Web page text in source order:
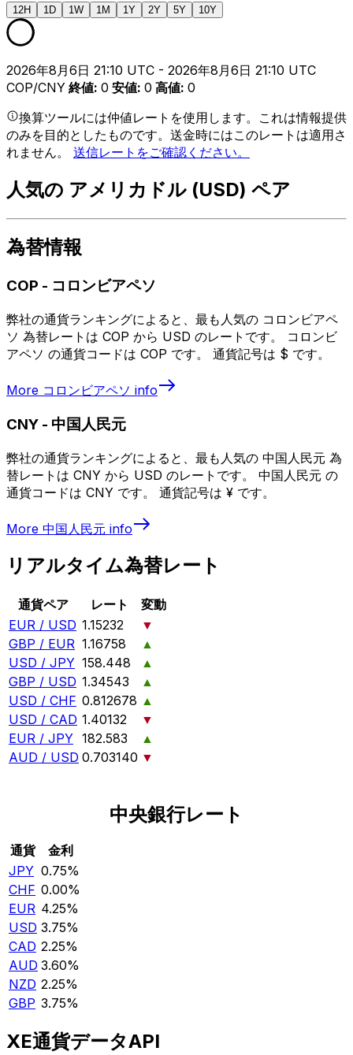
12H 1D 1W 1M 1Y 2Y 5Y 10Y
2026年8月6日 21:10 UTC - 2026年8月6日 21:10 UTC
COP/CNY 終値: 0 安値: 0 高値: 0
換算ツールには仲値レートを使用します。これは情報提供
のみを目的としたものです。送金時にはこのレートは適用さ
れません。 送信レートをご確認ください。
人気の アメリカドル (USD) ペア
為替情報
COP - コロンビアペソ
弊社の通貨ランキングによると、最も人気の コロンビアペ
ソ 為替レートは COP から USD のレートです。 コロンビ
アペソ の通貨コードは COP です。 通貨記号は $ です。
More コロンビアペソ info
CNY - 中国人民元
弊社の通貨ランキングによると、最も人気の 中国人民元 為
替レートは CNY から USD のレートです。 中国人民元 の
通貨コードは CNY です。 通貨記号は ¥ です。
More 中国人民元 info
リアルタイム為替レート
通貨ペア レート
変動
EUR / USD 1.15232
▼
GBP / EUR 1.16758
▲
USD / JPY 158.448
▲
GBP / USD 1.34543
▲
USD / CHF 0.812678 ▲
USD / CAD 1.40132
▼
EUR / JPY 182.583
▲
AUD / USD 0.703140 ▼
中央銀行レート
通貨
金利
JPY 0.75%
CHF 0.00%
EUR 4.25%
USD 3.75%
CAD 2.25%
AUD 3.60%
NZD 2.25%
GBP 3.75%
XE通貨データAPI